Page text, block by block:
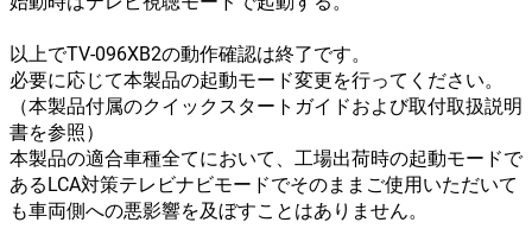
以上でTV-096XB2の動作確認は終了です。
必要に応じて本製品の起動モード変更を行ってください。
（本製品付属のクイックスタートガイドおよび取付取扱説明
書を参照）
本製品の適合車種全てにおいて、工場出荷時の起動モードで
あるLCA対策テレビナビモードでそのままご使用いただいて
も車両側への悪影響を及ぼすことはありません。